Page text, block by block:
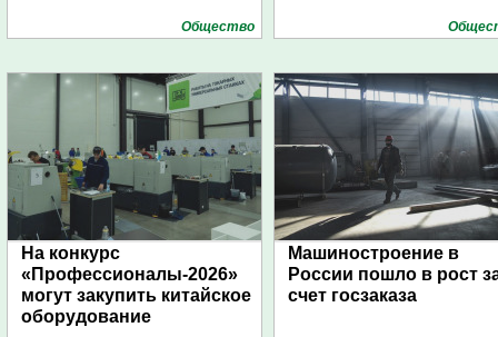
Общество
На конкурс
«Профессионалы-2026»
могут закупить китайское
оборудование
Машиностроение в
России пошло в рост
счет госзаказа